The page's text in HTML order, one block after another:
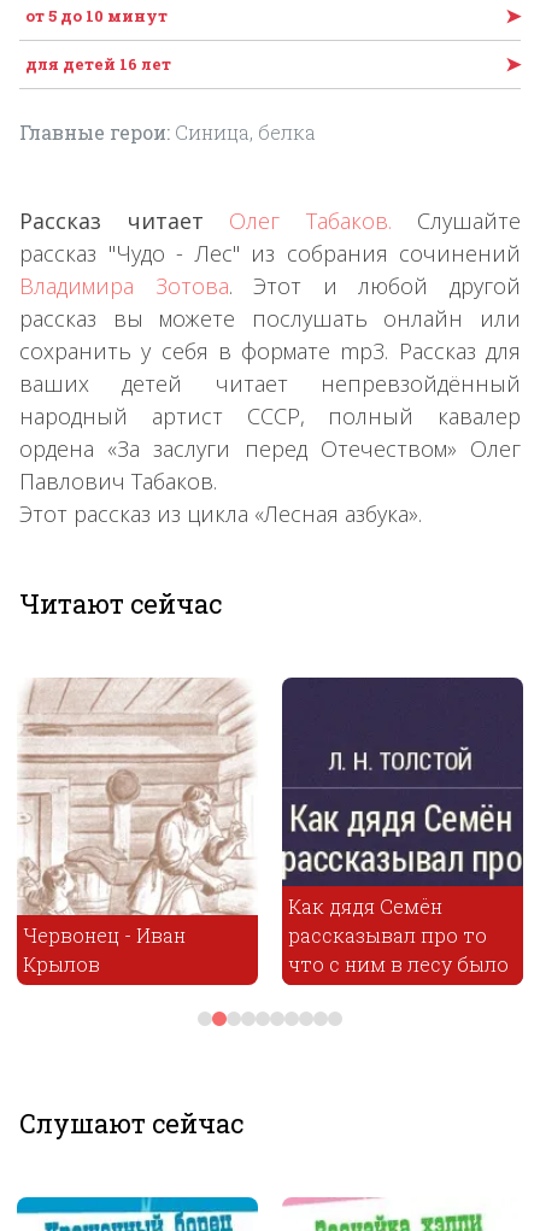
от 5 до 10 минут ➤
для детей 16 лет ➤
Главные герои: Синица, белка
Рассказ читает Олег Табаков. Слушайте
рассказ "Чудо - Лес" из собрания сочинений
Владимира Зотова. Этот и любой другой
рассказ вы можете послушать онлайн или
сохранить у себя в формате mp3. Рассказ для
ваших детей читает непревзойдённый
народный артист СССР, полный кавалер
ордена «За заслуги перед Отечеством» Олег
Павлович Табаков.
Этот рассказ из цикла «Лесная азбука».
Читают сейчас
- Иван
Как дядя Семён
рассказывал про то
что с ним в лесу было
Слушают сейчас